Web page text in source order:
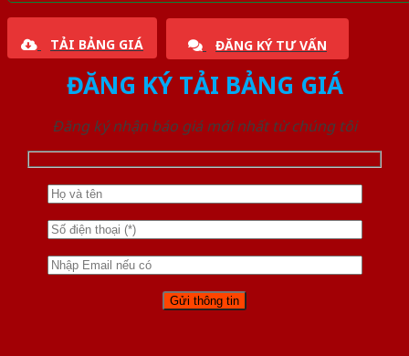
TẢI BẢNG GIÁ ĐĂNG KÝ TƯ VẤN
ĐĂNG KÝ TẢI BẢNG GIÁ
Đăng ký nhận báo giá mới nhất từ chúng tôi